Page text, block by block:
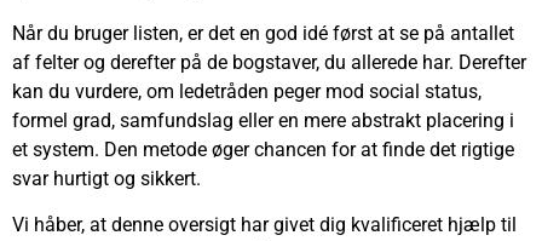
Når du bruger listen, er det en god idé først at se på antallet
af felter og derefter på de bogstaver, du allerede har. Derefter
kan du vurdere, om ledetråden peger mod social status,
formel grad, samfundslag eller en mere abstrakt placering i
et system. Den metode øger chancen for at finde det rigtige
svar hurtigt og sikkert.
Vi håber, at denne oversigt har givet dig kvalificeret hjælp til